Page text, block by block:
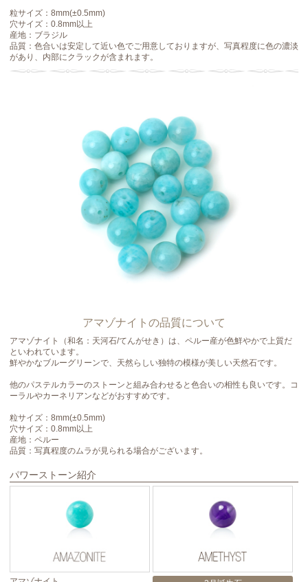
粒サイズ：8mm(±0.5mm)
穴サイズ：0.8mm以上
産地：ブラジル
品質：色合いは安定して近い色でご用意しておりますが、写真程度に色の濃淡
があり、内部にクラックが含まれます。
アマゾナイトの品質について
アマゾナイト（和名：天河石/てんがせき）は、ペルー産が色鮮やかで上質だ
といわれています。
鮮やかなブルーグリーンで、天然らしい独特の模様が美しい天然石です。
他のパステルカラーのストーンと組み合わせると色合いの相性も良いです。コ
ーラルやカーネリアンなどがおすすめです。
粒サイズ：8mm(±0.5mm)
穴サイズ：0.8mm以上
産地：ペルー
品質：写真程度のムラが見られる場合がございます。
パワーストーン紹介